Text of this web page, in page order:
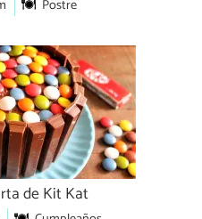
Postre
de Kit Kat